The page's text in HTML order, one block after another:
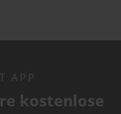
APP
kostenlose